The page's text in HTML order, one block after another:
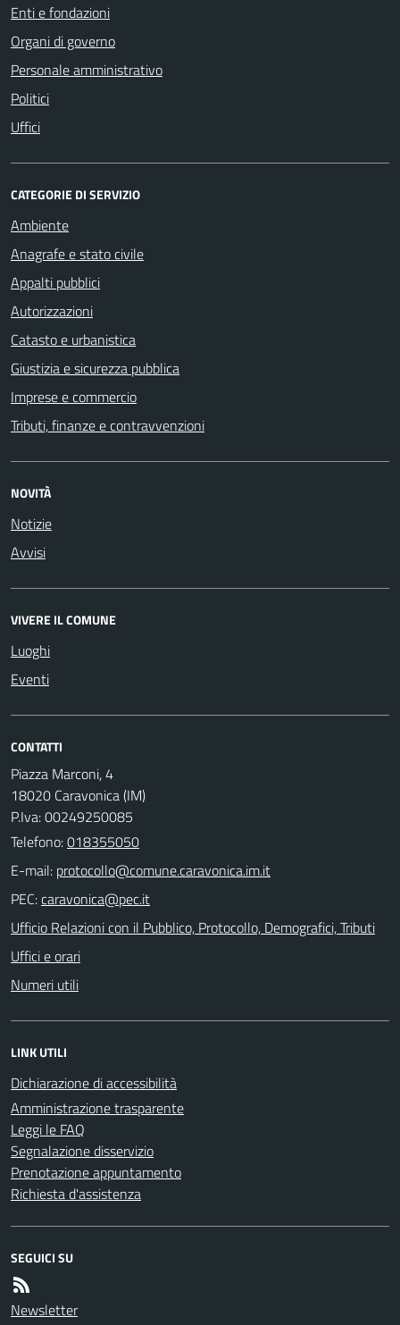
Enti e fondazioni
Organi di governo
Personale amministrativo
Politici
Uffici
CATEGORIE DI SERVIZIO
Ambiente
Anagrafe e stato civile
Appalti pubblici
Autorizzazioni
Catasto e urbanistica
Giustizia e sicurezza pubblica
Imprese e commercio
Tributi, finanze e contravvenzioni
NOVITÀ
Notizie
Avvisi
VIVERE IL COMUNE
Luoghi
Eventi
CONTATTI
Piazza Marconi, 4
18020 Caravonica (IM)
P.Iva: 00249250085
Telefono:018355050
E-mail:
PEC:
Ufficio Relazioni con il Pubblico, Protocollo, Demografici, Tributi
Uffici e orari
Numeri utili
LINK UTILI
Dichiarazione di accessibilità
Amministrazione trasparente
Leggi le FAQ
Segnalazione disservizio
Prenotazione appuntamento
Richiesta d'assistenza
SEGUICI SU
Newsletter